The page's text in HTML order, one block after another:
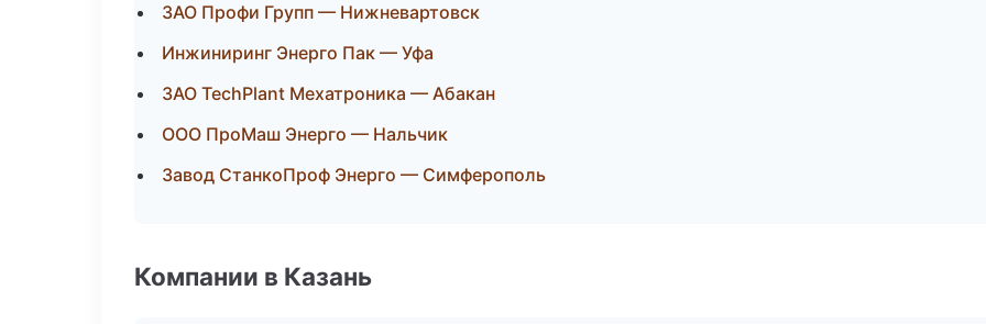
ЗАО Профи Групп — Нижневартовск
Инжиниринг Энерго Пак — Уфа
ЗАО TechPlant Мехатроника — Абакан
ООО ПроМаш Энерго — Нальчик
Завод СтанкоПроф Энерго — Симферополь
Компании в Казань